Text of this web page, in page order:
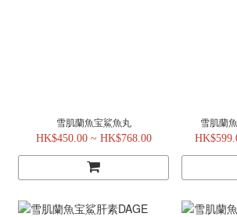
雪肌蘭魚宝鯊魚丸
HK$450.00 ~ HK$768.00
雪肌蘭